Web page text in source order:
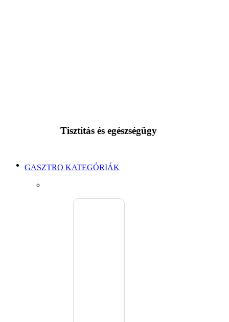
Tisztítás és egészségügy
GASZTRO KATEGÓRIÁK